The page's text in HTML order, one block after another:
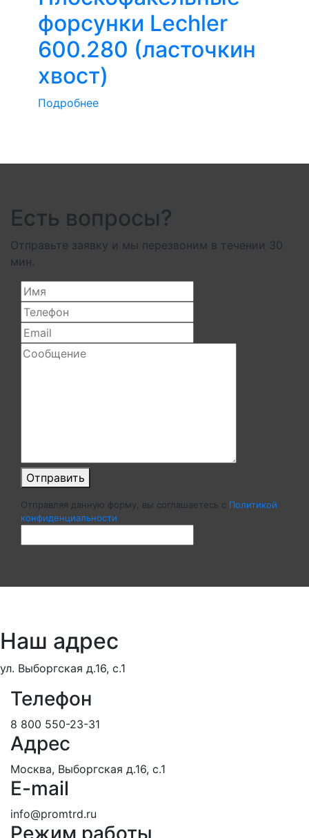
форсунки Lechler
600.280 (ласточкин
хвост)
Подробнее
Есть вопросы?
Отправьте заявку и мы перезвоним в течении 30
мин.
Отправить
Отправляя данную форму, вы соглашаетесь c Политикой
конфиденциальности
Наш адрес
ул. Выборгская д.16, с.1
Телефон
8 800 550-23-31
Адрес
Москва, Выборгская д.16, с.1
E-mail
info@promtrd.ru
Режим работы